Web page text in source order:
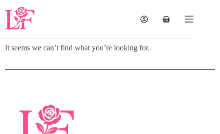
It seems we can’t find what you’re looking for.